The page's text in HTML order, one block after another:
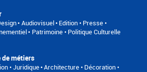
Audiovisuel Edition • Presse •
Patrimoine • Politique Culturelle
métiers
• Juridique Architecture • Décoration •